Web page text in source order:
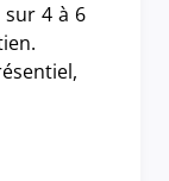
sur 4 à 6